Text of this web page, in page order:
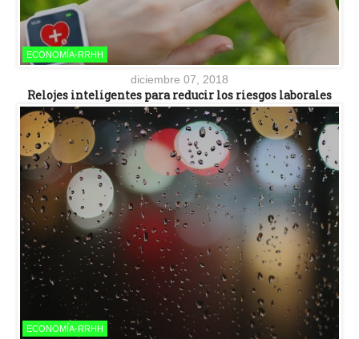
ECONOMÍA-RRHH
diciembre 07, 2018
Relojes inteligentes para reducir los riesgos laborales
ECONOMÍA-RRHH